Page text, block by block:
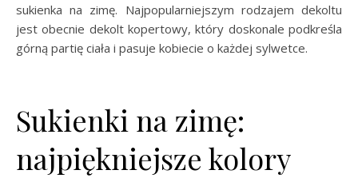
sukienka na zimę. Najpopularniejszym rodzajem dekoltu
jest obecnie dekolt kopertowy, który doskonale podkreśla
górną partię ciała i pasuje kobiecie o każdej sylwetce.
Sukienki na zimę:
najpiękniejsze kolory